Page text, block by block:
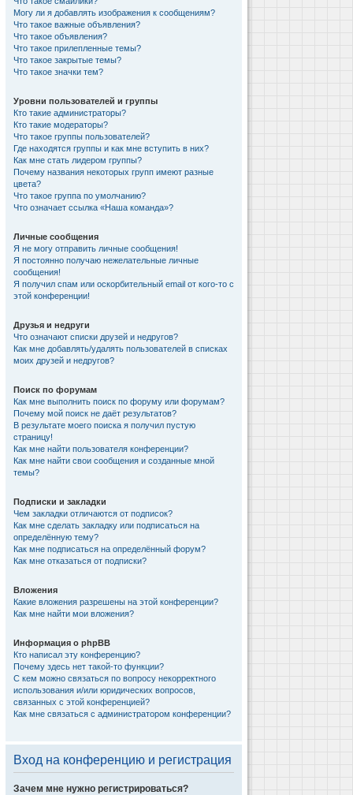
Могу ли я добавлять изображения к сообщениям?
Что такое важные объявления?
Что такое объявления?
Что такое прилепленные темы?
Что такое закрытые темы?
Что такое значки тем?
Уровни пользователей и группы
Кто такие администраторы?
Кто такие модераторы?
Что такое группы пользователей?
Где находятся группы и как мне вступить в них?
Как мне стать лидером группы?
Почему названия некоторых групп имеют разные
цвета?
Что такое группа по умолчанию?
Что означает ссылка «Наша команда»?
Личные сообщения
Я не могу отправить личные сообщения!
Я постоянно получаю нежелательные личные
сообщения!
Я получил спам или оскорбительный email от кого-то с
этой конференции!
Друзья и недруги
Что означают списки друзей и недругов?
Как мне добавлять/удалять пользователей в списках
моих друзей и недругов?
Поиск по форумам
Как мне выполнить поиск по форуму или форумам?
Почему мой поиск не даёт результатов?
В результате моего поиска я получил пустую
страницу!
Как мне найти пользователя конференции?
Как мне найти свои сообщения и созданные мной
темы?
Подписки и закладки
Чем закладки отличаются от подписок?
Как мне сделать закладку или подписаться на
определённую тему?
Как мне подписаться на определённый форум?
Как мне отказаться от подписки?
Вложения
Какие вложения разрешены на этой конференции?
Как мне найти мои вложения?
Информация о phpBB
Кто написал эту конференцию?
Почему здесь нет такой-то функции?
С кем можно связаться по вопросу некорректного
использования и/или юридических вопросов,
связанных с этой конференцией?
Как мне связаться с администратором конференции?
Вход на конференцию и регистрация
Зачем мне нужно регистрироваться?